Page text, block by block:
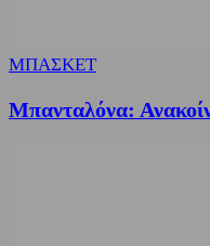
ΜΠΑΣΚΕΤ
Μπανταλόνα: